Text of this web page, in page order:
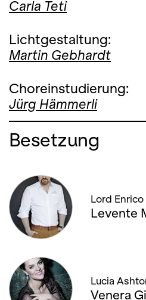
Carla Teti
Lichtgestaltung:
Martin Gebhardt
Choreinstudierung:
Jürg Hämmerli
Besetzung
Lord
Levente
Lucia
Venera